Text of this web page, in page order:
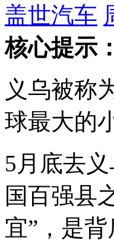
盖世汽车
核心提示：
义乌被称
球最大的
5月底去
国百强县
宜”，是